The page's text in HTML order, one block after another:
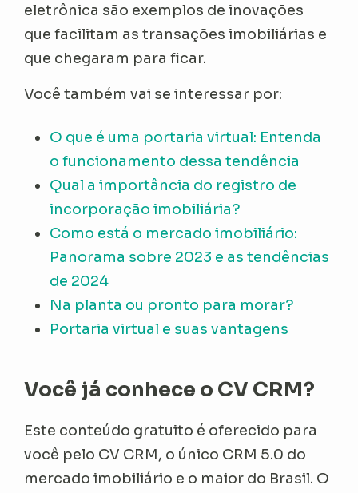
eletrônica são exemplos de inovações
que facilitam as transações imobiliárias e
que chegaram para ficar.
Você também vai se interessar por:
O que é uma portaria virtual: Entenda
o funcionamento dessa tendência
Qual a importância do registro de
incorporação imobiliária?
Como está o mercado imobiliário:
Panorama sobre 2023 e as tendências
de 2024
Na planta ou pronto para morar?
Portaria virtual e suas vantagens
Você já conhece o CV CRM?
Este conteúdo gratuito é oferecido para
você pelo CV CRM, o único CRM 5.0 do
mercado imobiliário e o maior do Brasil. O